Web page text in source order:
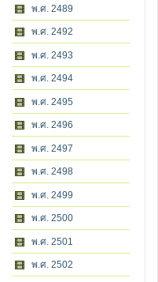
พ.ศ. 2489
พ.ศ. 2492
พ.ศ. 2493
พ.ศ. 2494
พ.ศ. 2495
พ.ศ. 2496
พ.ศ. 2497
พ.ศ. 2498
พ.ศ. 2499
พ.ศ. 2500
พ.ศ. 2501
พ.ศ. 2502